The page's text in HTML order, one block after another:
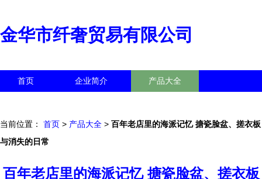
金华市纤奢贸易有限公司
首页 企业简介 产品大全
当前位置： 首页 > 产品大全 > 百年老店里的海派记忆 搪瓷脸盆、搓衣板
与消失的日常
百年老店里的海派记忆 搪瓷脸盆、搓衣板